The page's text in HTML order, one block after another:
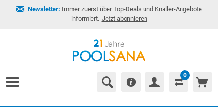
Newsletter: Immer zuerst über Top-Deals und Knaller-Angebote
informiert. Jetzt abonnieren
0